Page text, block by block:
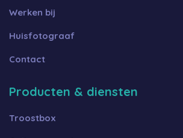
Werken bij
Huisfotograaf
Contact
Producten & diensten
Troostbox